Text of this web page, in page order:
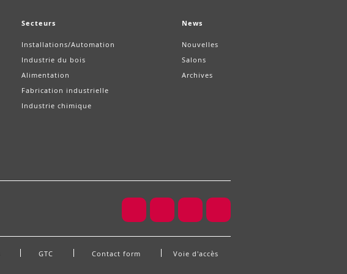
Secteurs
Installations/Automation
Industrie du bois
Alimentation
Fabrication industrielle
Industrie chimique
News
Nouvelles
Salons
Archives
GTC Contact form Voie d'accès